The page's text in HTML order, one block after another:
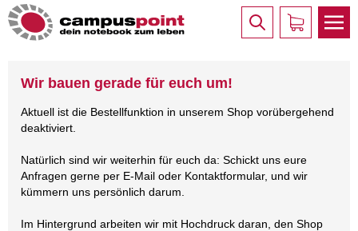
Wir bauen gerade für euch um!
Aktuell ist die Bestellfunktion in unserem Shop vorübergehend
deaktiviert.
Natürlich sind wir weiterhin für euch da: Schickt uns eure
Anfragen gerne per E-Mail oder Kontaktformular, und wir
kümmern uns persönlich darum.
Im Hintergrund arbeiten wir mit Hochdruck daran, den Shop